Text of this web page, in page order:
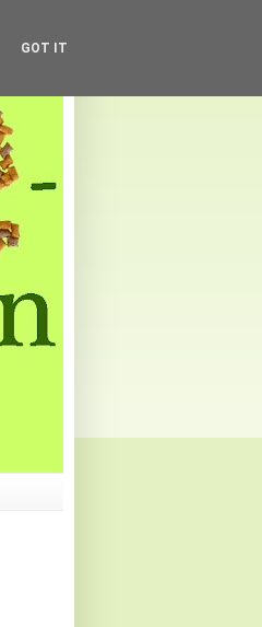
GOT IT